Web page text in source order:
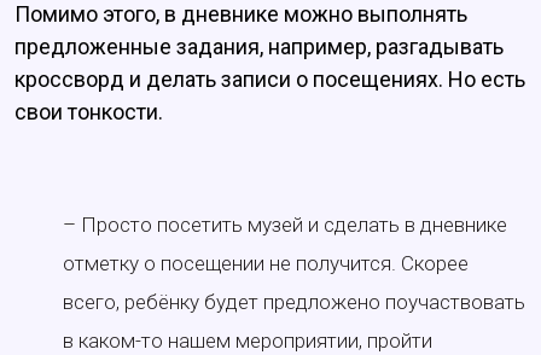
Помимо этого, в дневнике можно выполнять
предложенные задания, например, разгадывать
кроссворд и делать записи о посещениях. Но есть
свои тонкости.
– Просто посетить музей и сделать в дневнике
отметку о посещении не получится. Скорее
всего, ребёнку будет предложено поучаствовать
в каком-то нашем мероприятии, пройти